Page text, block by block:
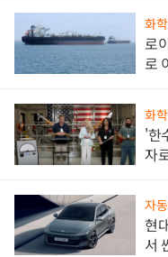
화
로
로
화
'한
자
자
현
서